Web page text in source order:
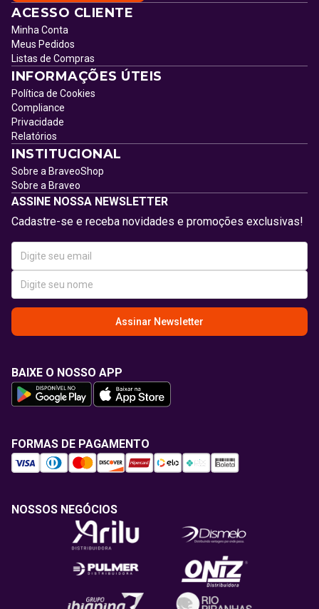
ACESSO CLIENTE
Minha Conta
Meus Pedidos
Listas de Compras
INFORMAÇÕES ÚTEIS
Política de Cookies
Compliance
Privacidade
Relatórios
INSTITUCIONAL
Sobre a BraveoShop
Sobre a Braveo
ASSINE NOSSA NEWSLETTER
Cadastre-se e receba novidades e promoções exclusivas!
Assinar Newsletter
BAIXE O NOSSO APP
FORMAS DE PAGAMENTO
NOSSOS NEGÓCIOS